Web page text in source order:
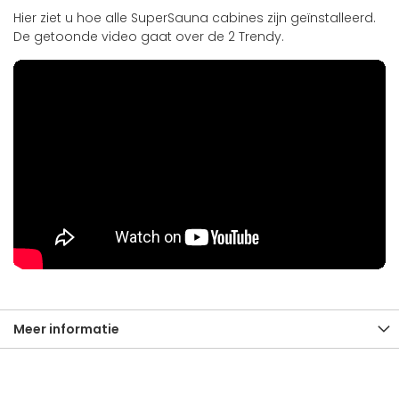
Hier ziet u hoe alle SuperSauna cabines zijn geïnstalleerd.
De getoonde video gaat over de 2 Trendy.
Meer informatie